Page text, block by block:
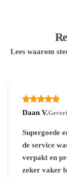
Lees waarom
Daan V.
Supergoede
de service
verpakt en
zeker vaker